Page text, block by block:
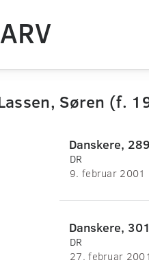
Søren (f.
Danskere,
DR
9. februar 2001
Danskere,
DR
27. februar 2001